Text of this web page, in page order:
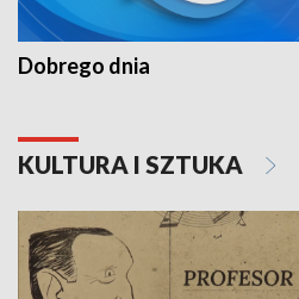
Dobrego dnia
KULTURA I SZTUKA